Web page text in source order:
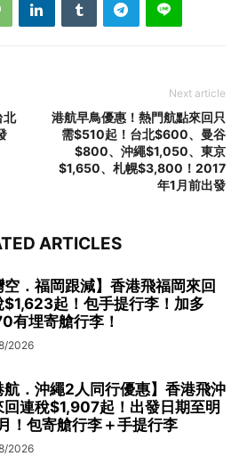
北
Next article
港航早鳥優惠！熱門航點來回只
需$510起！台北$600、曼谷
$800、沖繩$1,050、東京
$1,650、札幌$3,800！2017
年1月前出發
ARTICLES
空．福岡跟減】香港飛福岡來回
$1,623起！包手提行李！加多
有埋寄艙行李！
2026
航．沖繩2人同行優惠】香港飛沖
回連稅$1,907起！出發日期至明
！包寄艙行李＋手提行李
2026